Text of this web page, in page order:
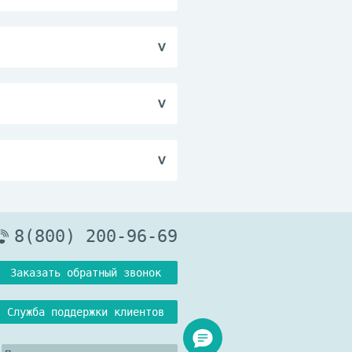
вставить
8(800) 200-96-69
Заказать обратный звонок
Служба поддержки клиентов